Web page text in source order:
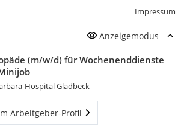
Impressum
Anzeigemodus
(m/w/d) für Wochenenddienste
Hospital Gladbeck
Arbeitgeber-Profil